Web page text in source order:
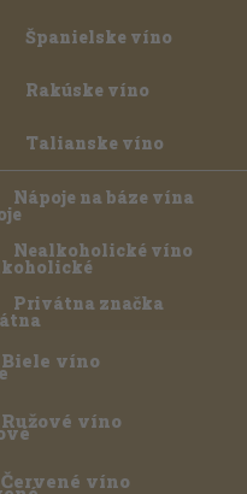
Španielske víno
Rakúske víno
Talianske víno
Nápoje na báze vína
Nealkoholické víno
Privátna značka
Biele víno
Ružové víno
Červené víno